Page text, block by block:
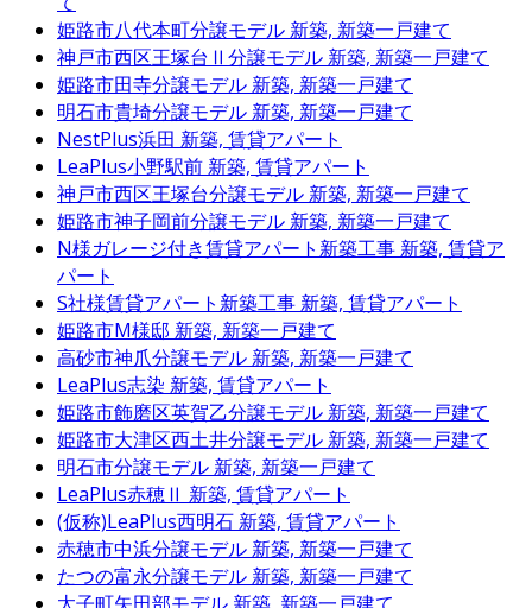
姫路市八代本町分譲モデル 新築, 新築一戸建て
神戸市西区王塚台Ⅱ分譲モデル 新築, 新築一戸建て
姫路市田寺分譲モデル 新築, 新築一戸建て
明石市貴埼分譲モデル 新築, 新築一戸建て
NestPlus浜田 新築, 賃貸アパート
LeaPlus小野駅前 新築, 賃貸アパート
神戸市西区王塚台分譲モデル 新築, 新築一戸建て
姫路市神子岡前分譲モデル 新築, 新築一戸建て
N様ガレージ付き賃貸アパート新築工事 新築, 賃貸ア
パート
S社様賃貸アパート新築工事 新築, 賃貸アパート
姫路市M様邸 新築, 新築一戸建て
高砂市神爪分譲モデル 新築, 新築一戸建て
LeaPlus志染 新築, 賃貸アパート
姫路市飾磨区英賀乙分譲モデル 新築, 新築一戸建て
姫路市大津区西土井分譲モデル 新築, 新築一戸建て
明石市分譲モデル 新築, 新築一戸建て
LeaPlus赤穂Ⅱ 新築, 賃貸アパート
(仮称)LeaPlus西明石 新築, 賃貸アパート
赤穂市中浜分譲モデル 新築, 新築一戸建て
たつの富永分譲モデル 新築, 新築一戸建て